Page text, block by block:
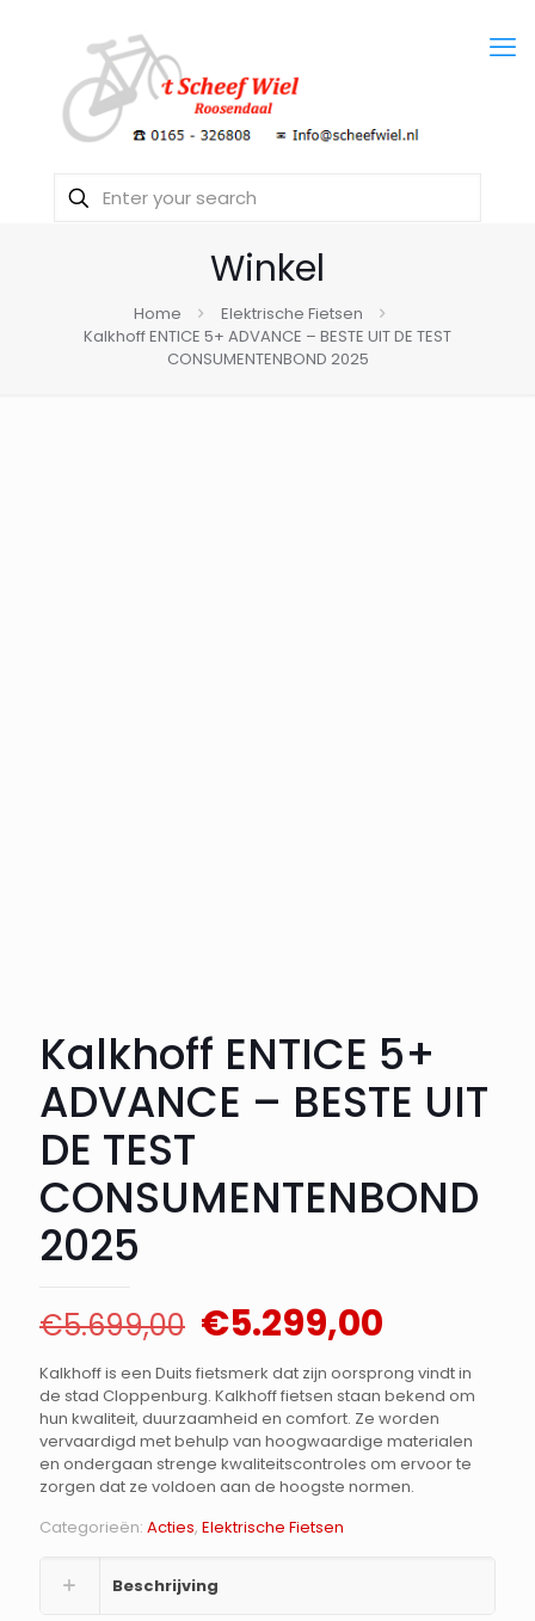
Winkel
Home
Elektrische Fietsen
Kalkhoff ENTICE 5+ ADVANCE – BESTE UIT DE TEST
CONSUMENTENBOND 2025
Kalkhoff ENTICE 5+
ADVANCE – BESTE UIT
DE TEST
CONSUMENTENBOND
2025
€5.699,00 Oorspronkelijke
prijs
was:
€5.699,00.
€5.299,00
prijs
is:
Kalkhoff is een Duits fietsmerk dat zijn oorsprong vindt in
de stad Cloppenburg. Kalkhoff fietsen staan bekend om
hun kwaliteit, duurzaamheid en comfort. Ze worden
vervaardigd met behulp van hoogwaardige materialen
en ondergaan strenge kwaliteitscontroles om ervoor te
zorgen dat ze voldoen aan de hoogste normen.
Categorieën: Acties, Elektrische Fietsen
Beschrijving